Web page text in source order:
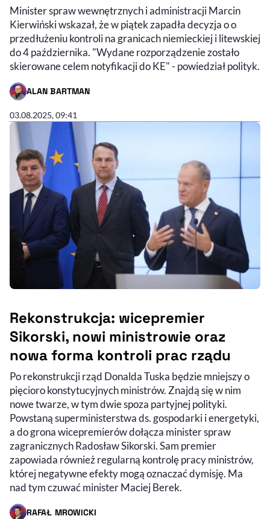
Minister spraw wewnętrznych i administracji Marcin
Kierwiński wskazał, że w piątek zapadła decyzja o o
przedłużeniu kontroli na granicach niemieckiej i litewskiej
do 4 października. "Wydane rozporządzenie zostało
skierowane celem notyfikacji do KE" - powiedział polityk.
ALAN BARTMAN
- AUTOR ARTYKUŁU - PROFIL
03.08.2025, 09:41
Rekonstrukcja: wicepremier
Sikorski, nowi ministrowie oraz
nowa forma kontroli prac rządu
Po rekonstrukcji rząd Donalda Tuska będzie mniejszy o
pięcioro konstytucyjnych ministrów. Znajdą się w nim
nowe twarze, w tym dwie spoza partyjnej polityki.
Powstaną superministerstwa ds. gospodarki i energetyki,
a do grona wicepremierów dołącza minister spraw
zagranicznych Radosław Sikorski. Sam premier
zapowiada również regularną kontrolę pracy ministrów,
której negatywne efekty mogą oznaczać dymisję. Ma
nad tym czuwać minister Maciej Berek.
RAFAŁ MROWICKI